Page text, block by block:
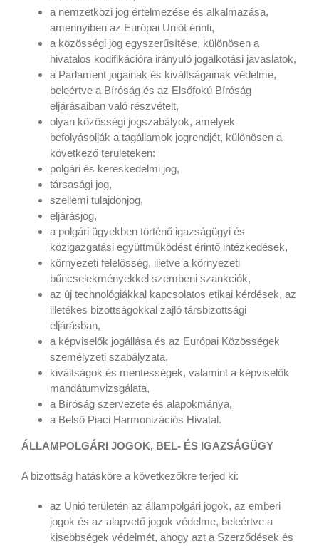
a nemzetközi jog értelmezése és alkalmazása,
amennyiben az Európai Uniót érinti,
a közösségi jog egyszerűsítése, különösen a
hivatalos kodifikációra irányuló jogalkotási javaslatok,
a Parlament jogainak és kiváltságainak védelme,
beleértve a Bíróság és az Elsőfokú Bíróság
eljárásaiban való részvételt,
olyan közösségi jogszabályok, amelyek
befolyásolják a tagállamok jogrendjét, különösen a
következő területeken:
polgári és kereskedelmi jog,
társasági jog,
szellemi tulajdonjog,
eljárásjog,
a polgári ügyekben történő igazságügyi és
közigazgatási együttműködést érintő intézkedések,
környezeti felelősség, illetve a környezeti
bűncselekményekkel szembeni szankciók,
az új technológiákkal kapcsolatos etikai kérdések, az
illetékes bizottságokkal zajló társbizottsági
eljárásban,
a képviselők jogállása és az Európai Közösségek
személyzeti szabályzata,
kiváltságok és mentességek, valamint a képviselők
mandátumvizsgálata,
a Bíróság szervezete és alapokmánya,
a Belső Piaci Harmonizációs Hivatal.
ÁLLAMPOLGÁRI JOGOK, BEL- ÉS IGAZSÁGÜGY
A bizottság hatásköre a következőkre terjed ki:
az Unió területén az állampolgári jogok, az emberi
jogok és az alapvető jogok védelme, beleértve a
kisebbségek védelmét, ahogy azt a Szerződések és